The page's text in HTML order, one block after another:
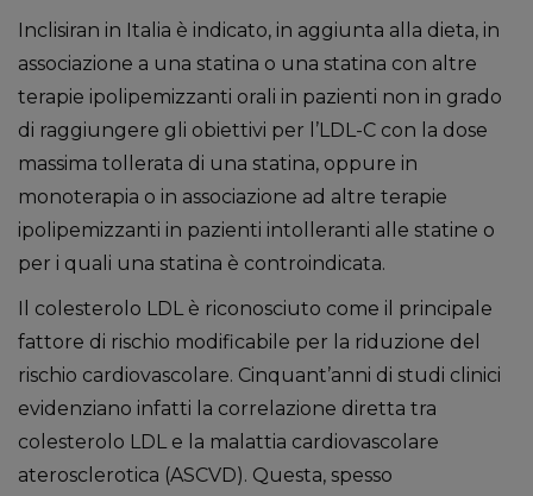
Inclisiran in Italia è indicato, in aggiunta alla dieta, in
associazione a una statina o una statina con altre
terapie ipolipemizzanti orali in pazienti non in grado
di raggiungere gli obiettivi per l’LDL-C con la dose
massima tollerata di una statina, oppure in
monoterapia o in associazione ad altre terapie
ipolipemizzanti in pazienti intolleranti alle statine o
per i quali una statina è controindicata.
Il colesterolo LDL è riconosciuto come il principale
fattore di rischio modificabile per la riduzione del
rischio cardiovascolare. Cinquant’anni di studi clinici
evidenziano infatti la correlazione diretta tra
colesterolo LDL e la malattia cardiovascolare
aterosclerotica (ASCVD). Questa, spesso